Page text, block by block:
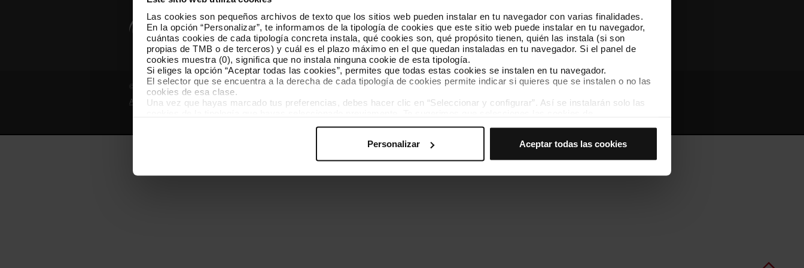
Las cookies son pequeños archivos de texto que los sitios web pueden instalar en tu navegador con varias finalidades.
En la opción “Personalizar”, te informamos de la tipología de cookies que este sitio web puede instalar en tu navegador,
cuántas cookies de cada tipología concreta instala, qué cookies son, qué propósito tienen, quién las instala (si son
propias de TMB o de terceros) y cuál es el plazo máximo en el que quedan instaladas en tu navegador. Si el panel de
cookies muestra (0), significa que no instala ninguna cookie de esta tipología.
Si eliges la opción “Aceptar todas las cookies”, permites que todas estas cookies se instalen en tu navegador.
El selector que se encuentra a la derecha de cada tipología de cookies permite indicar si quieres que se instalen o no las
cookies de esa clase.
Una vez que hayas marcado tus preferencias, debes hacer clic en “Seleccionar y configurar”. Así se instalarán solo las
personalización, porque permiten recordar tus opciones de navegación (como el idioma) y mejoran tu experiencia de
Las cookies necesarias son imprescindibles para el funcionamiento de la web y, por tanto, si no las aceptas, no puedes
“Gestor de cookies”, que encontrarás en el menú de la parte inferior de la web.
Personalizar Aceptar todas las cookies
Conócenos Contacta Otras webs de TMB
© Grupo TMB - Todos los derechos reservados
Aviso legal
Política de privacidad Política de cookies Gestor de cookies Accesibilidad Mapa web Webs de interés Intranet